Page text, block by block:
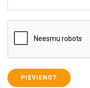
PIEVIENOT